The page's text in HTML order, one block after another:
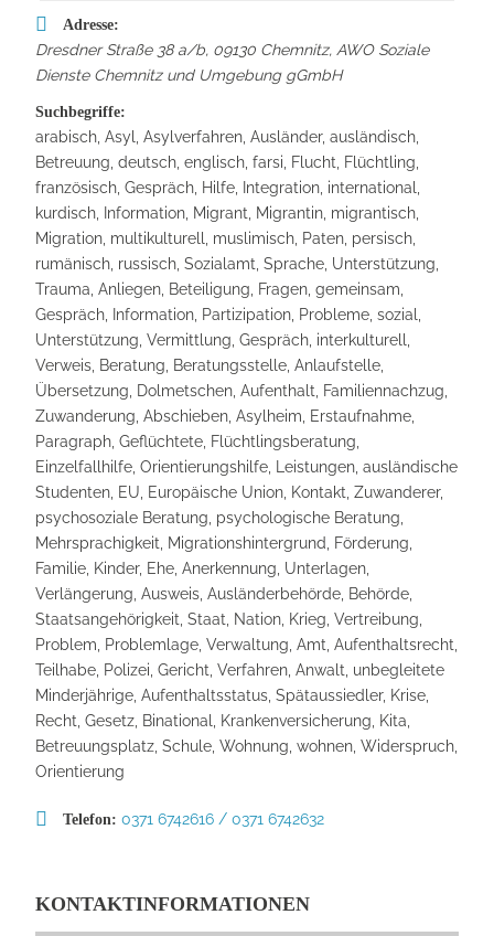
Adresse:
Dresdner Straße 38 a/b, 09130 Chemnitz, AWO Soziale
Dienste Chemnitz und Umgebung gGmbH
Suchbegriffe:
arabisch, Asyl, Asylverfahren, Ausländer, ausländisch,
Betreuung, deutsch, englisch, farsi, Flucht, Flüchtling,
französisch, Gespräch, Hilfe, Integration, international,
kurdisch, Information, Migrant, Migrantin, migrantisch,
Migration, multikulturell, muslimisch, Paten, persisch,
rumänisch, russisch, Sozialamt, Sprache, Unterstützung,
Trauma, Anliegen, Beteiligung, Fragen, gemeinsam,
Gespräch, Information, Partizipation, Probleme, sozial,
Unterstützung, Vermittlung, Gespräch, interkulturell,
Verweis, Beratung, Beratungsstelle, Anlaufstelle,
Übersetzung, Dolmetschen, Aufenthalt, Familiennachzug,
Zuwanderung, Abschieben, Asylheim, Erstaufnahme,
Paragraph, Geflüchtete, Flüchtlingsberatung,
Einzelfallhilfe, Orientierungshilfe, Leistungen, ausländische
Studenten, EU, Europäische Union, Kontakt, Zuwanderer,
psychosoziale Beratung, psychologische Beratung,
Mehrsprachigkeit, Migrationshintergrund, Förderung,
Familie, Kinder, Ehe, Anerkennung, Unterlagen,
Verlängerung, Ausweis, Ausländerbehörde, Behörde,
Staatsangehörigkeit, Staat, Nation, Krieg, Vertreibung,
Problem, Problemlage, Verwaltung, Amt, Aufenthaltsrecht,
Teilhabe, Polizei, Gericht, Verfahren, Anwalt, unbegleitete
Minderjährige, Aufenthaltsstatus, Spätaussiedler, Krise,
Recht, Gesetz, Binational, Krankenversicherung, Kita,
Betreuungsplatz, Schule, Wohnung, wohnen, Widerspruch,
Orientierung
Telefon: 0371 6742616 / 0371 6742632
KONTAKTINFORMATIONEN